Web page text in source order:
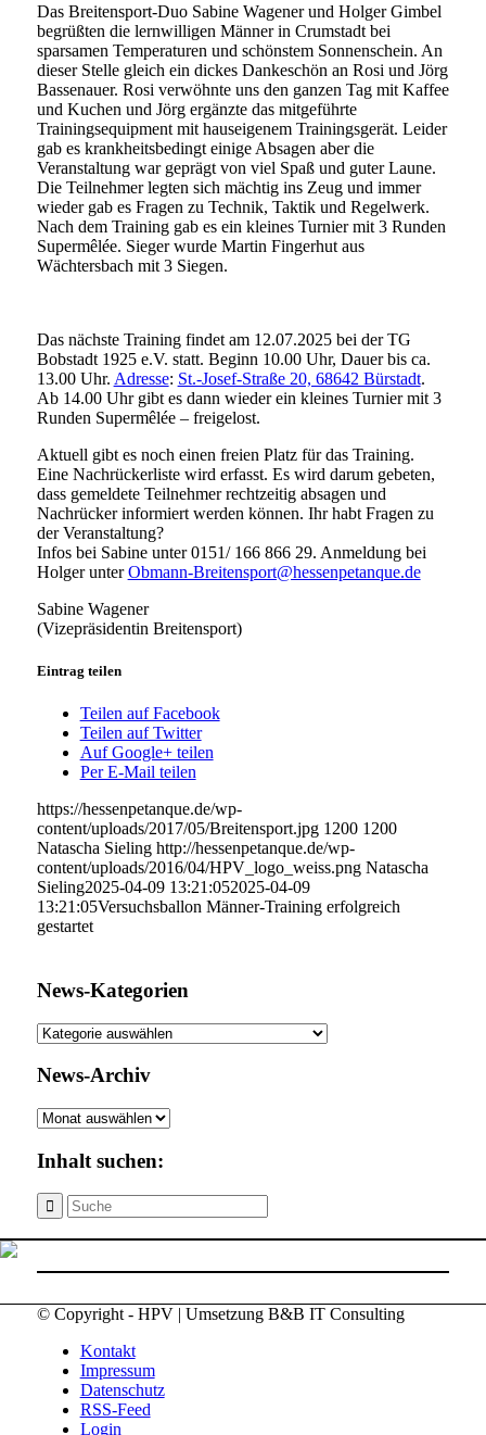
Das Breitensport-Duo Sabine Wagener und Holger Gimbel
begrüßten die lernwilligen Männer in Crumstadt bei
sparsamen Temperaturen und schönstem Sonnenschein. An
dieser Stelle gleich ein dickes Dankeschön an Rosi und Jörg
Bassenauer. Rosi verwöhnte uns den ganzen Tag mit Kaffee
und Kuchen und Jörg ergänzte das mitgeführte
Trainingsequipment mit hauseigenem Trainingsgerät. Leider
gab es krankheitsbedingt einige Absagen aber die
Veranstaltung war geprägt von viel Spaß und guter Laune.
Die Teilnehmer legten sich mächtig ins Zeug und immer
wieder gab es Fragen zu Technik, Taktik und Regelwerk.
Nach dem Training gab es ein kleines Turnier mit 3 Runden
Supermêlée. Sieger wurde Martin Fingerhut aus
Wächtersbach mit 3 Siegen.
Das nächste Training findet am 12.07.2025 bei der TG
Bobstadt 1925 e.V. statt. Beginn 10.00 Uhr, Dauer bis ca.
13.00 Uhr. Adresse: St.-Josef-Straße 20, 68642 Bürstadt.
Ab 14.00 Uhr gibt es dann wieder ein kleines Turnier mit 3
Runden Supermêlée – freigelost.
Aktuell gibt es noch einen freien Platz für das Training.
Eine Nachrückerliste wird erfasst. Es wird darum gebeten,
dass gemeldete Teilnehmer rechtzeitig absagen und
Nachrücker informiert werden können. Ihr habt Fragen zu
der Veranstaltung?
Infos bei Sabine unter 0151/ 166 866 29. Anmeldung bei
Holger unterObmann-Breitensport@hessenpetanque.de
Sabine Wagener
(Vizepräsidentin Breitensport)
Eintrag teilen
Teilen auf Facebook
Teilen auf Twitter
Auf Google+ teilen
Per E-Mail teilen
https://hessenpetanque.de/wp-
content/uploads/2017/05/Breitensport.jpg 1200 1200
Natascha Sieling http://hessenpetanque.de/wp-
content/uploads/2016/04/HPV_logo_weiss.png Natascha
Sieling2025-04-09 13:21:052025-04-09
13:21:05Versuchsballon Männer-Training erfolgreich
gestartet
News-Kategorien
News-
News-Archiv
News-
Inhalt suchen:
© Copyright - HPV | Umsetzung B&B IT Consulting
Kontakt
Impressum
Datenschutz
RSS-Feed
Login